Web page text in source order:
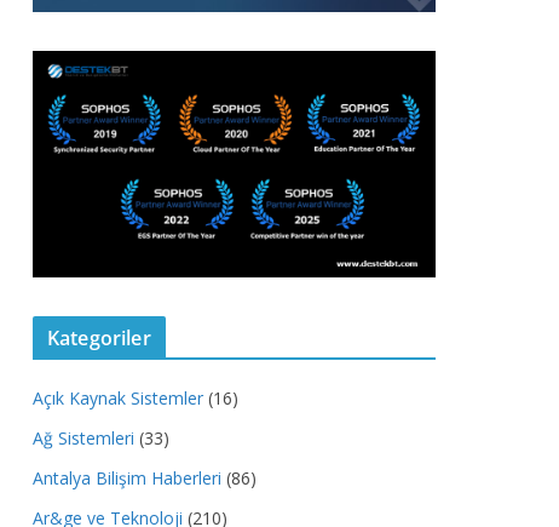
Kategoriler
Açık Kaynak Sistemler (16)
Ağ Sistemleri (33)
Antalya Bilişim Haberleri (86)
Ar&ge ve Teknoloji (210)